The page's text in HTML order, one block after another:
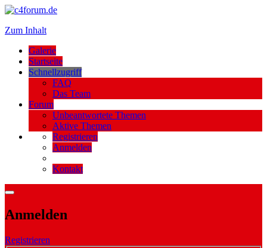
Zum Inhalt
Galerie
Startseite
Schnellzugriff
FAQ
Das Team
Forum
Unbeantwortete Themen
Aktive Themen
Registrieren
Anmelden
Kontakt
Anmelden
Registrieren